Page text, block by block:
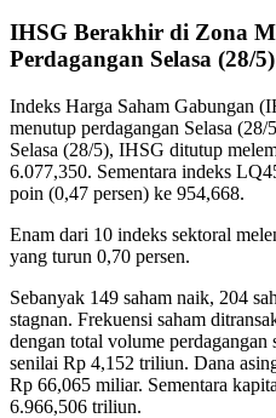
IHSG Berakhir di Zona
Perdagangan Selasa (28/
Indeks Harga Saham Gabungan
menutup perdagangan Selasa
Selasa (28/5), IHSG ditutup
6.077,350. Sementara indeks
poin (0,47 persen) ke 954,668.
Enam dari 10 indeks sektoral
yang turun 0,70 persen.
Sebanyak 149 saham naik, 204
stagnan. Frekuensi saham
dengan total volume
senilai Rp 4,152 triliun. Dana
Rp 66,065 miliar. Sementara
6.966,506 triliun.